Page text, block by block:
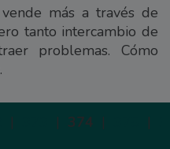
más a través de
tanto intercambio de
problemas. Cómo
| | 374 | |